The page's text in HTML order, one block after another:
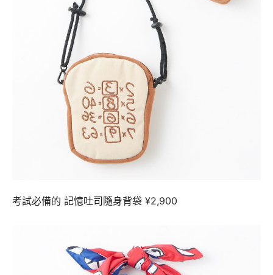
考試必備的 記憶吐司隨身背袋 ¥2,900